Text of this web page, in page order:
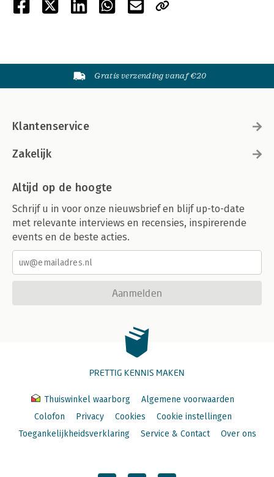
Gratis verzending vanaf €20
Klantenservice
Zakelijk
Altijd op de hoogte
Schrijf u in voor onze nieuwsbrief en blijf up-to-date
met relevante interviews en recensies, inspirerende
events en de beste acties.
Aanmelden
PRETTIG KENNIS MAKEN
Thuiswinkel waarborg
Algemene voorwaarden
Colofon
Privacy Cookies
Cookie instellingen
Toegankelijkheidsverklaring
Service & Contact Over ons